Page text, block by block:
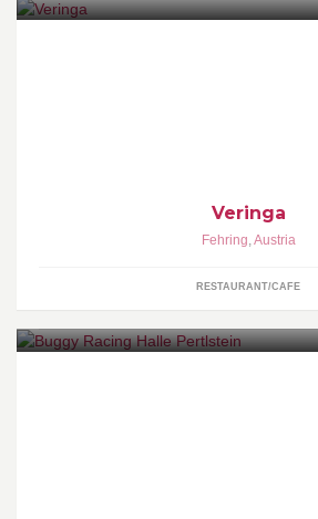
Veringa
Fehring,Austria
RESTAURANT/CAFE